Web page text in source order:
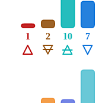
Á
1
Ë
2
Ô
10
Ê
7